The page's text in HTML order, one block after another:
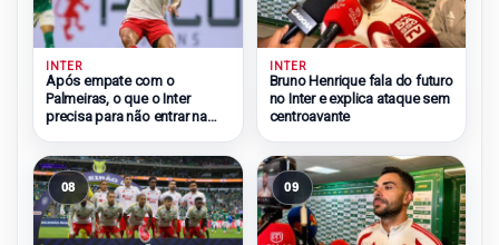
INTER
Após empate com o
Palmeiras, o que o Inter
precisa para não entrar na
INTER
Bruno Henrique fala do futuro
no Inter e explica ataque sem
centroavante
08 09